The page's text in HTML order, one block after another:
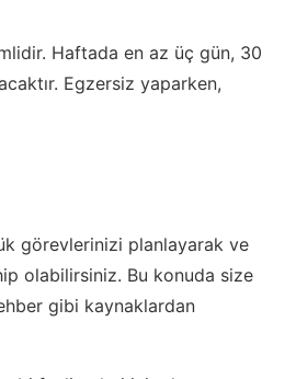
Haftada en az üç gün, 30
Egzersiz yaparken,
görevlerinizi planlayarak ve
olabilirsiniz. Bu konuda size
gibi kaynaklardan